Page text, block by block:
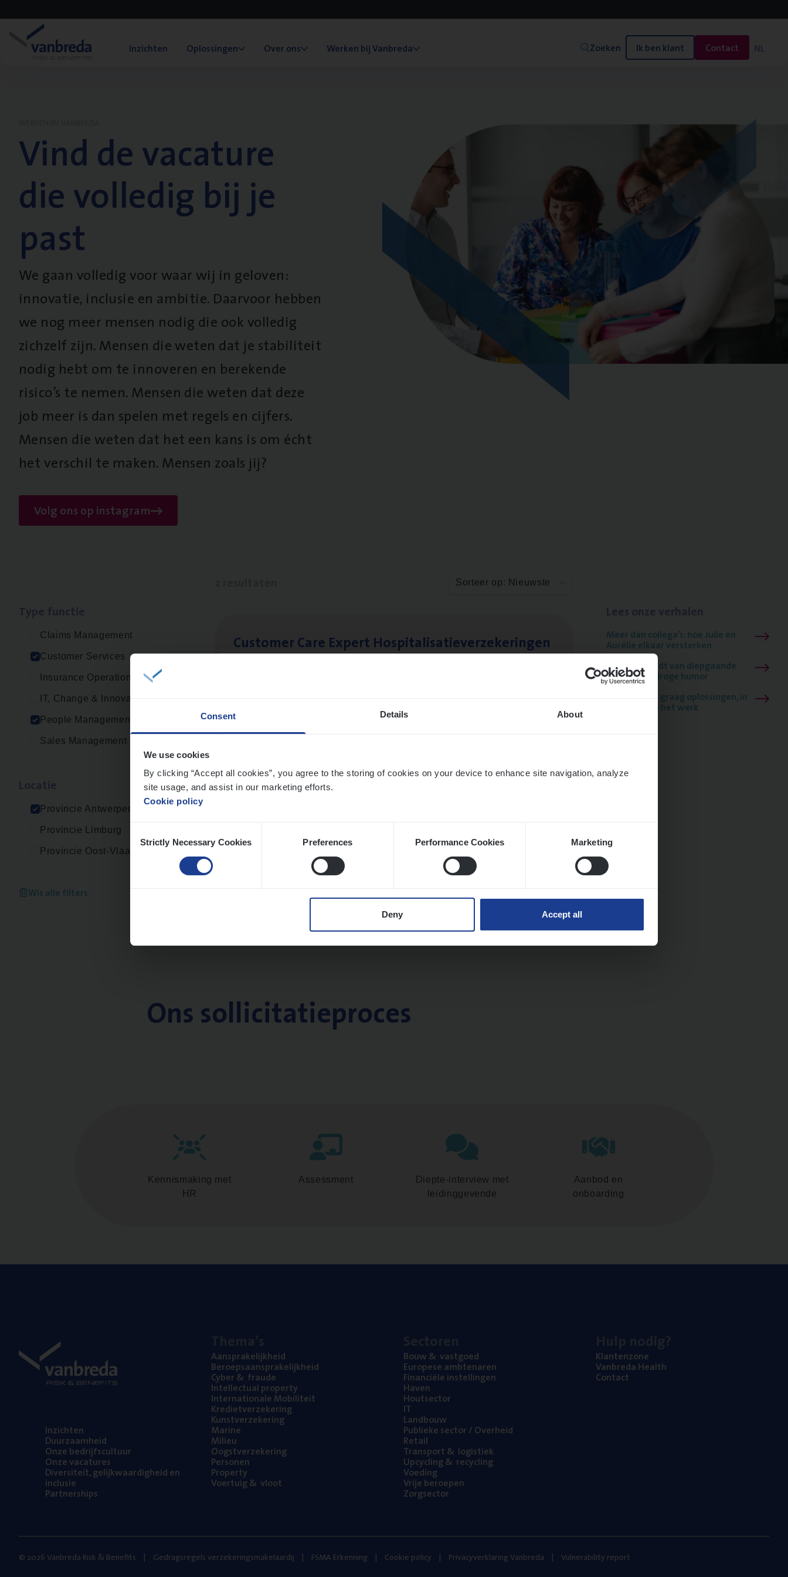
Consent Details About
We use cookies
By clicking “Accept all cookies”, you agree to the storing of cookies on your device to enhance site navigation, analyze
site usage, and assist in our marketing efforts.
Cookie policy
Selection
Strictly Necessary Cookies Preferences Performance Cookies Marketing
Deny Accept all
Inzichten Oplossingen Over ons Werken bij Vanbreda Zoeken Ik ben klant Contact NL
Vind de vacature
die volledig bij je
past
We gaan volledig voor waar wij in geloven:
innovatie, inclusie en ambitie. Daarvoor hebben
we nog meer mensen nodig die ook volledig
zichzelf zijn. Mensen die weten dat je stabiliteit
nodig hebt om te innoveren en berekende
risico’s te nemen. Mensen die weten dat deze
job meer is dan spelen met regels en cijfers.
Mensen die weten dat het een kans is om écht
het verschil te maken. Mensen zoals jij?
Volg ons op instagram
Claims Management
Customer Services
Insurance Operations
IT, Change & Innovation
People Management
Sales Management
Provincie Antwerpen
Provincie Limburg
Provincie Oost-Vlaanderen
Wis alle filters
Sorteer op: Nieuwste
Cus­to­mer Care Expert Hospitalisatieverzekeringen
People Management, Sales Management
Meer dan collega’s: hoe Julie en
Aurélie elkaar versterken
Mathias houdt van diepgaande
dossiers én droge humor
Thalia zoekt graag oplossingen, in
games én op het werk
Ons sollicitatieproces
Kennismaking met
HR
Assessment
Diepte-interview met
leidinggevende
Aanbod en
onboarding
Inzich­ten
Duur­zaam­heid
Onze bedrijfs­cul­tuur
Onze vaca­tu­res
Diver­si­teit, gelijk­waar­dig­heid en
inclusie
Part­ner­ships
Aan­spra­ke­lijk­heid
Beroeps­aan­spra­ke­lijk­heid
Cyber& fraude
Intel­lec­tu­al property
Inter­na­ti­o­na­le Mobiliteit
Kre­diet­ver­ze­ke­ring
Kunst­ver­ze­ke­ring
Mari­ne
Mili­eu
Oogst­ver­ze­ke­ring
Per­so­nen
Pro­per­ty
Voer­tuig& vloot
Bouw& vastgoed
Euro­pe­se ambtenaren
Finan­ci­ë­le instellingen
Haven
Hout­sec­tor
IT
Land­bouw
Publie­ke sec­tor / Overheid
Retail
Trans­port& logistiek
Upcy­cling& recycling
Voe­ding
Vrije beroe­pen
Zorg­sec­tor
Klan­ten­zo­ne
Van­b­re­da Health
Con­tact
© 2026 Vanbreda Risk & Benefits Gedragsregels verzekeringsmakelaardij FSMA Erkenning Cookie policy Privacyverklaring Vanbreda Vulnerability report